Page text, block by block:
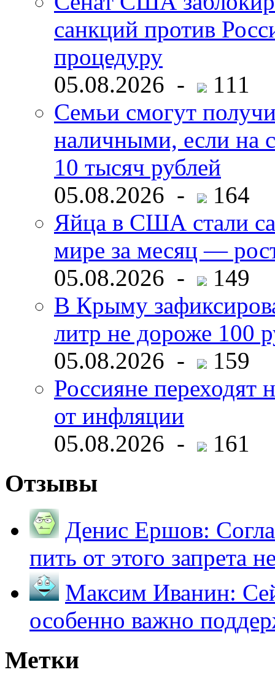
санкций против
процедуру
05.08.2026 -
111
Семьи смогут
наличными, если на
10 тысяч рублей
05.08.2026 -
164
Яйца в США стали
мире за месяц —
05.08.2026 -
149
В Крыму
литр не дороже 100
05.08.2026 -
159
Россияне переходят
от инфляции
05.08.2026 -
161
Отзывы
Денис Ершов:
пить от этого запрета
Максим Иванин:
особенно важно
Метки